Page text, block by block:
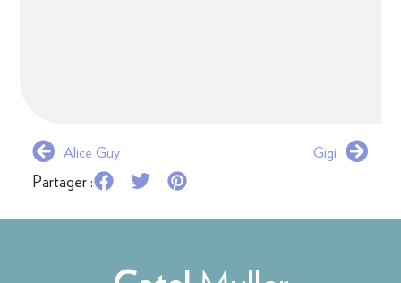
Alice Guy Gigi
Partager :